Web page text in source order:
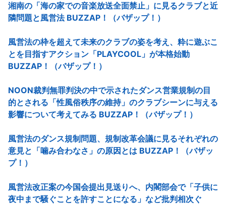
湘南の「海の家での音楽放送全面禁止」に見るクラブと近
隣問題と風営法 BUZZAP！（バザップ！）
風営法の枠を超えて未来のクラブの姿を考え、粋に遊ぶこ
とを目指すアクション「PLAYCOOL」が本格始動
BUZZAP！（バザップ！）
NOON裁判無罪判決の中で示されたダンス営業規制の目
的とされる「性風俗秩序の維持」のクラブシーンに与える
影響について考えてみる BUZZAP！（バザップ！）
風営法のダンス規制問題、規制改革会議に見るそれぞれの
意見と「噛み合わなさ」の原因とは BUZZAP！（バザッ
プ！）
風営法改正案の今国会提出見送りへ、内閣部会で「子供に
夜中まで騒ぐことを許すことになる」など批判相次ぐ